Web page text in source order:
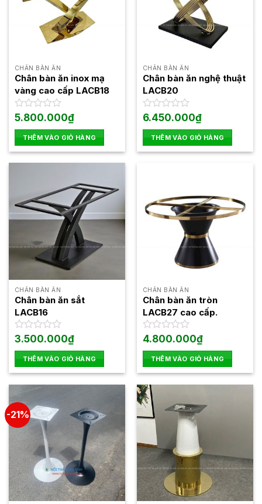
CHÂN BÀN ĂN
Chân bàn ăn inox mạ
vàng cao cấp LACB18
Được
hạng
0
5
sao
5.800.000₫
THÊM VÀO GIỎ HÀNG
CHÂN BÀN ĂN
Chân bàn ăn nghệ thuật
LACB20
Được
hạng
0
5
6.450.000₫
THÊM VÀO GIỎ HÀNG
CHÂN BÀN ĂN
Chân bàn ăn sắt
LACB16
Được
hạng
0
5
sao
3.500.000₫
THÊM VÀO GIỎ HÀNG
CHÂN BÀN ĂN
Chân bàn ăn tròn
LACB27 cao cấp.
Được
hạng
0
5
sao
4.800.000₫
THÊM VÀO GIỎ HÀNG
-21%